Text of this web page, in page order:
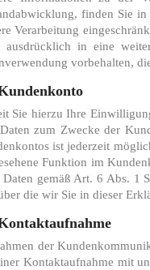
finden Sie
Verarbeitung
ausdrücklich in eine
vorbehalten,
Sie hierzu Ihre
zum Zwecke der
ist jederzeit
Funktion im
gemäß Art. 6 Abs. 1
die wir Sie in dieser
der
Kontaktaufnahme mit